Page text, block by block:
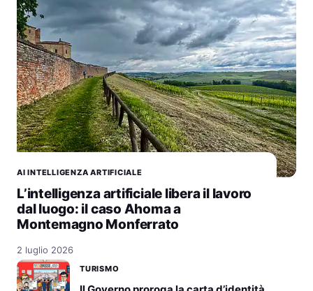
AI INTELLIGENZA ARTIFICIALE
L’intelligenza artificiale libera il lavoro
dal luogo: il caso Ahoma a
Montemagno Monferrato
2 luglio 2026
TURISMO